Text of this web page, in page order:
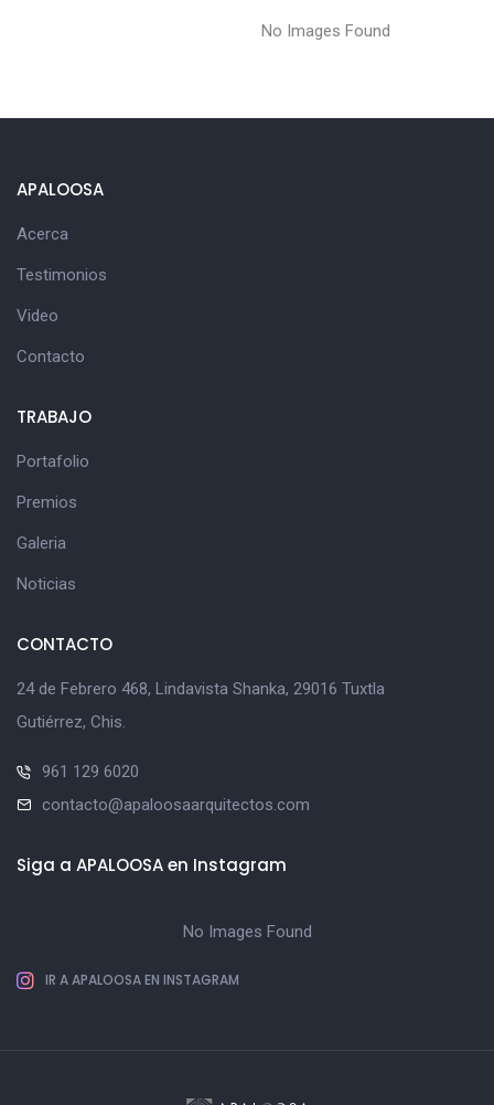
No Images Found
APALOOSA
Acerca
Testimonios
Video
Contacto
TRABAJO
Portafolio
Premios
Galeria
Noticias
CONTACTO
24 de Febrero 468, Lindavista Shanka, 29016 Tuxtla
Gutiérrez, Chis.
961 129 6020
contacto@apaloosaarquitectos.com
Siga a APALOOSA en Instagram
No Images Found
IR A APALOOSA EN INSTAGRAM